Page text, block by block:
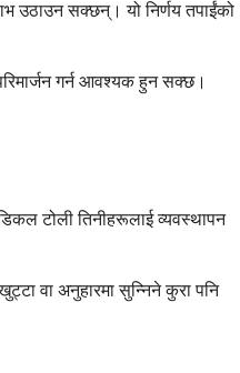
उठाउन सक्छन्। यो निर्णय तपाईंको
गर्न आवश्यक हुन सक्छ।
टोली तिनीहरूलाई व्यवस्थापन
वा अनुहारमा सुन्निने कुरा पनि